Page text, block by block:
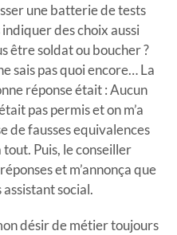
une batterie de tests
indiquer des choix aussi
être soldat ou boucher ?
sais pas quoi encore… La
réponse était : Aucun
pas permis et on m’a
de fausses equivalences
tout. Puis, le conseiller
et m’annonça que
social.
désir de métier toujours